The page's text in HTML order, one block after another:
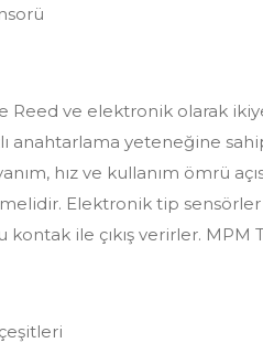
ve elektronik olarak
anahtarlama yeteneğine
hız ve kullanım ömrü
Elektronik tip
ile çıkış verirler. MPM